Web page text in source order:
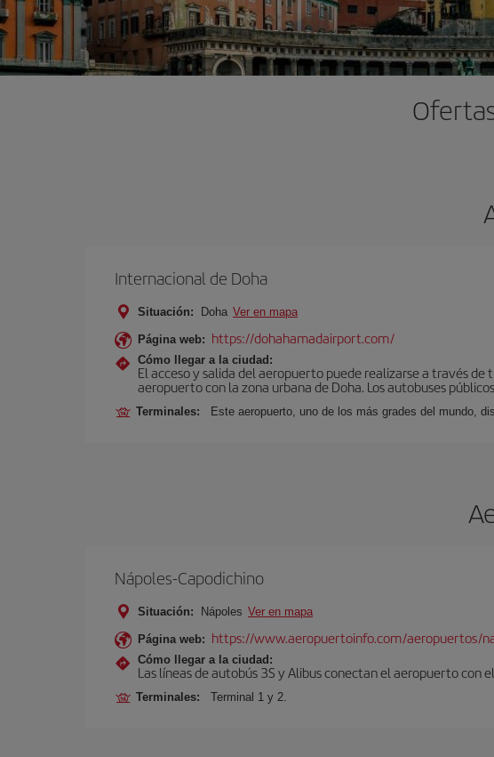
Internacional de Doha
Situación: Doha Ver en mapa
Página web: https://dohahamadairport.com/
Cómo llegar a la ciudad:
El acceso y salida del aeropuerto puede realizarse a través
aeropuerto con la zona urbana de Doha. Los autobuses
Terminales: Este aeropuerto, uno de los más grades del mundo,
Nápoles-Capodichino
Situación: Nápoles Ver en mapa
Página web: https://www.aeropuertoinfo.com/aeropuertos/
Cómo llegar a la ciudad:
Las líneas de autobús 3S y Alibus conectan el aeropuerto con
Terminales: Terminal 1 y 2.